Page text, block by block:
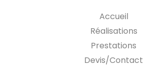
Accueil
Réalisations
Prestations
Devis/Contact